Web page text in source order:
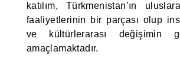
katılım, Türkmenistan’ın
faaliyetlerinin bir parçası olup
ve kültürlerarası değişimin
amaçlamaktadır.